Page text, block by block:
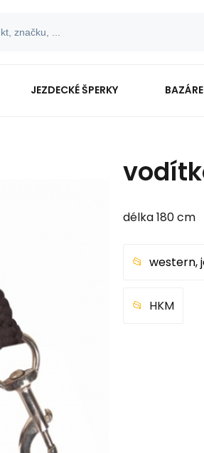
JEZDECKÉ ŠPERKY
délka 180 cm
western,
HKM